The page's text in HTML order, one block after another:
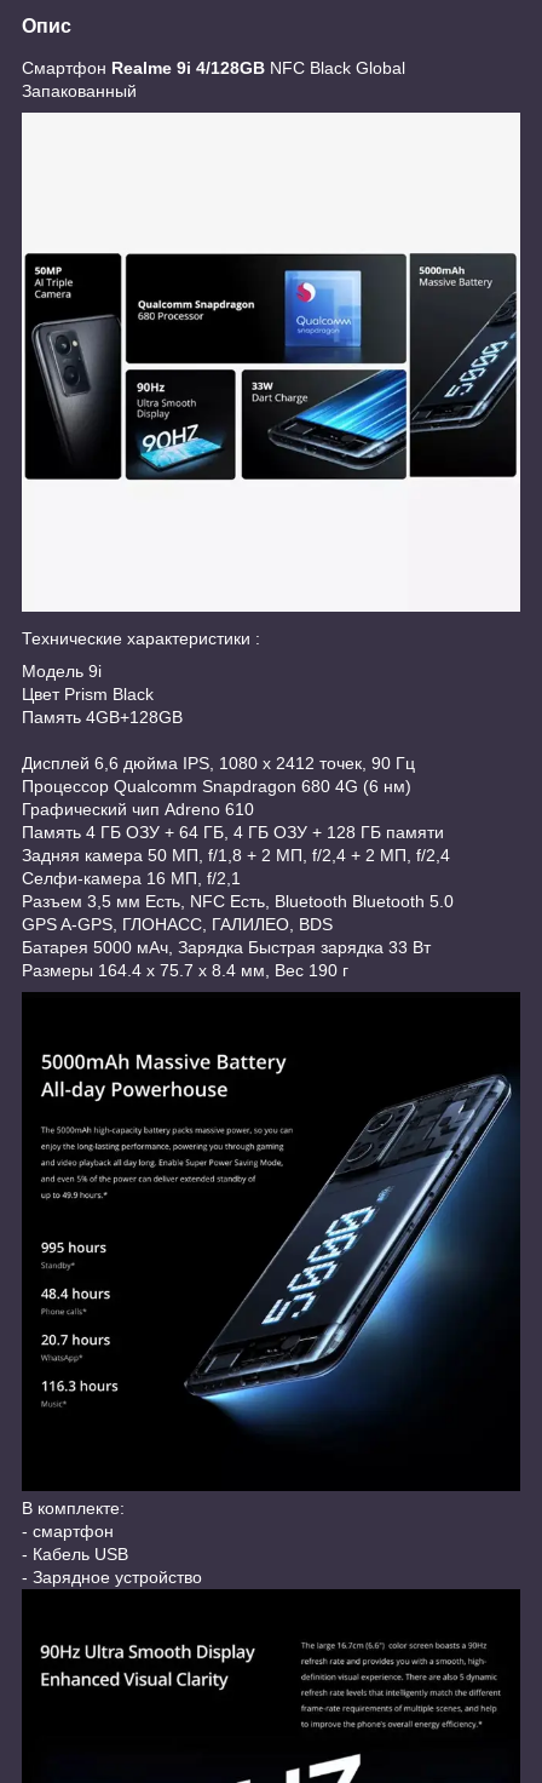
Опис
Смартфон Realme 9i 4/128GB NFC Black Global
Запакованный
Технические характеристики :
Модель 9i
Цвет Prism Black
Память 4GB+128GB
Дисплей 6,6 дюйма IPS, 1080 x 2412 точек, 90 Гц
Процессор Qualcomm Snapdragon 680 4G (6 нм)
Графический чип Adreno 610
Память 4 ГБ ОЗУ + 64 ГБ, 4 ГБ ОЗУ + 128 ГБ памяти
Задняя камера 50 МП, f/1,8 + 2 МП, f/2,4 + 2 МП, f/2,4
Селфи-камера 16 МП, f/2,1
Разъем 3,5 мм Есть, NFC Есть, Bluetooth Bluetooth 5.0
GPS A-GPS, ГЛОНАСС, ГАЛИЛЕО, BDS
Батарея 5000 мАч, Зарядка Быстрая зарядка 33 Вт
Размеры 164.4 x 75.7 x 8.4 мм, Вес 190 г
В комплекте:
- смартфон
- Кабель USB
- Зарядное устройство